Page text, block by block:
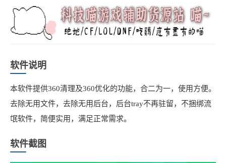
软件说明
本软件提供360清理及360优化的功能，合二为一，使用方便。
去除无用文件，去除无用后台，后台tray不再驻留，不捆绑流
氓软件，简便实用，满足正常需求。
软件截图